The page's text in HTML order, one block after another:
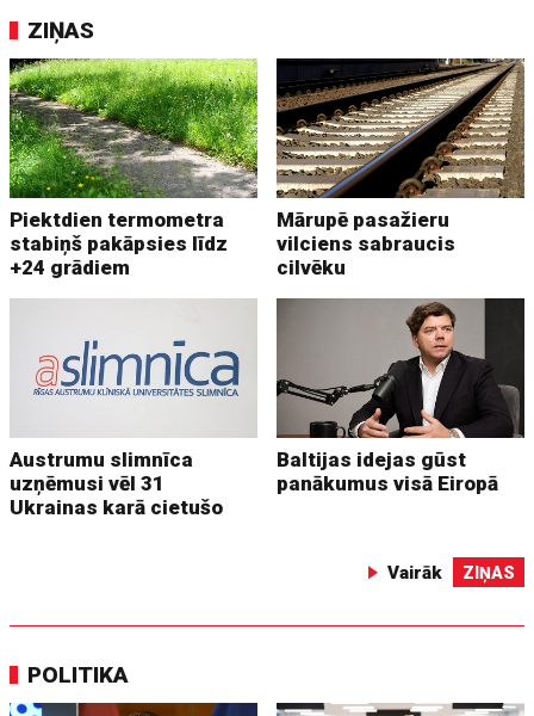
ZIŅAS
Piektdien termometra
stabiņš pakāpsies līdz
+24 grādiem
Mārupē pasažieru
vilciens sabraucis
cilvēku
Austrumu slimnīca
uzņēmusi vēl 31
Ukrainas karā cietušo
Baltijas idejas gūst
panākumus visā Eiropā
Vairāk ZIŅAS
POLITIKA